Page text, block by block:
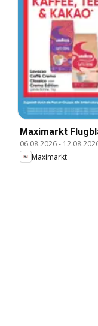
Maximarkt
06.08.2026-
Maximarkt